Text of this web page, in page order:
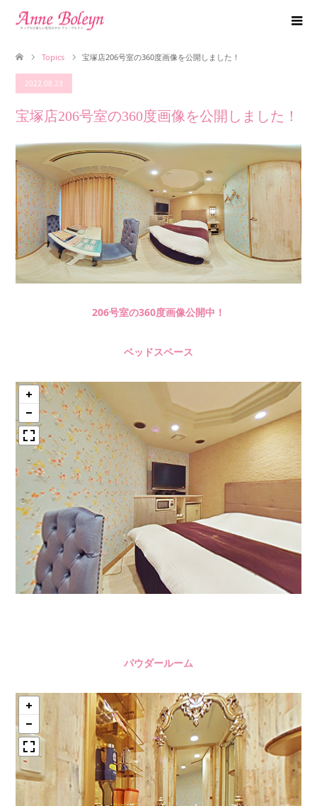
Topics 宝塚店206号室の360度画像を公開しました！
2022.08.23
宝塚店206号室の360度画像を公開しました！
206号室の360度画像公開中！
ベッドスペース
パウダールーム